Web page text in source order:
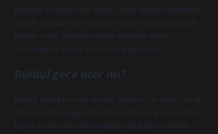
Bülbüller her zaman öter, elbette. Ancak burada bahsettiğimiz
şey kırk melodili bülbül şarkısıdır. Ötücü kuşların çok çeşitli
şarkıları vardır. Bunlardan biri de erkeklerin üreme
mevsiminde eş bulmak için söylediği şarkılardır.
Bülbül gece öter mi?
Benekli Bülbül Luscinia luscinia, Bülbül’e çok benzer, ancak
daha koyu kahverengi üst kısımlar, daha donuk paslı kırmızı
kuyruk ve daha koyu kahverengimsi gri göğüs ve belirsiz